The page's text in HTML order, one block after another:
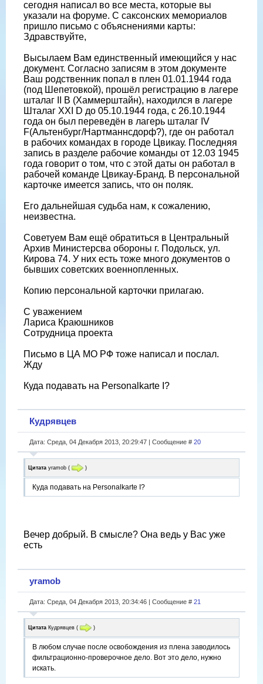
сегодня написал во все места, которые вы
указали на форуме. С саксонских мемориалов
пришло письмо с объяснениями карты:
Здравствуйте,
Высылаем Вам единственный имеющийся у нас
документ. Согласно записям в этом документе
Ваш родственник попал в плен 01.01.1944 года
(под Шепетовкой), прошёл регистрацию в лагере
шталаг II B (Хаммерштайн), находился в лагере
Шталаг XXI D до 05.10.1944 года, с 26.10.1944
года он был переведён в лагерь шталаг IV
F(Альтенбург/Нартманнсдорф?), где он работал
в рабочих командах в городе Цвикау. Последняя
запись в разделе рабочие команды от 12.03 1945
года говорит о том, что с этой даты он работал в
рабочей команде Цвикау-Бранд. В персональной
карточке имеется запись, что он поляк.
Его дальнейшая судьба нам, к сожалению,
неизвестна.
Советуем Вам ещё обратиться в Центральный
Архив Министерсва обороны г. Подольск, ул.
Кирова 74. У них есть тоже много документов о
бывших советских военнопленных.
Копию персональной карточки прилагаю.
С уважением
Лариса Краюшников
Сотрудница проекта
Письмо в ЦА МО РФ тоже написал и послал.
Жду
Куда подавать на Personalkarte I?
Кудрявцев
Дата: Среда, 04 Декабря 2013, 20:29:47 | Сообщение # 20
Цитата yramob ( )
Куда подавать на Personalkarte I?
Вечер добрый. В смысле? Она ведь у Вас уже
есть
yramob
Дата: Среда, 04 Декабря 2013, 20:34:46 | Сообщение # 21
Цитата Кудрявцев ( )
В любом случае после освобождения из плена заводилось
фильтрационно-проверочное дело. Вот это дело, нужно
искать.